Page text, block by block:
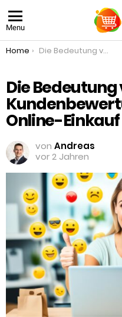
Menu
You are here:
Home Die Bedeutung von Kundenbewertungen beim Online-Einkauf
Die Bedeutung
Online-Einkauf
von Andreas
vor 2 Jahren